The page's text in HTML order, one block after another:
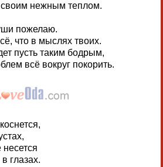
нежным теплом.
пожелаю.
что в мыслях твоих.
пусть таким бодрым,
всё вокруг покорить.
несется
глазах.